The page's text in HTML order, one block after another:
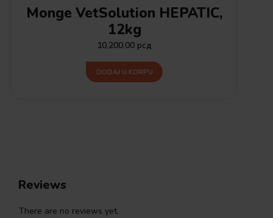
Monge VetSolution HEPATIC,
12kg
10,200.00 рсд
DODAJ U KORPU
Reviews
There are no reviews yet.